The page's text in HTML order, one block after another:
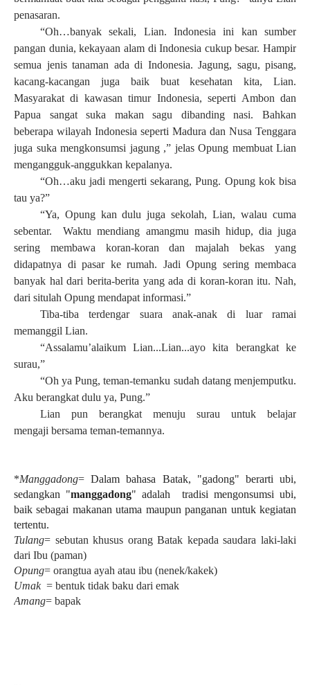
penasaran.
“Oh…banyak sekali, Lian. Indonesia ini kan sumber
pangan dunia, kekayaan alam di Indonesia cukup besar. Hampir
semua jenis tanaman ada di Indonesia. Jagung, sagu, pisang,
kacang-kacangan juga baik buat kesehatan kita, Lian.
Masyarakat di kawasan timur Indonesia, seperti Ambon dan
Papua sangat suka makan sagu dibanding nasi. Bahkan
beberapa wilayah Indonesia seperti Madura dan Nusa Tenggara
juga suka mengkonsumsi jagung ,” jelas Opung membuat Lian
mengangguk-anggukkan kepalanya.
“Oh…aku jadi mengerti sekarang, Pung. Opung kok bisa
tau ya?”
“Ya, Opung kan dulu juga sekolah, Lian, walau cuma
sebentar. Waktu mendiang amangmu masih hidup, dia juga
sering membawa koran-koran dan majalah bekas yang
didapatnya di pasar ke rumah. Jadi Opung sering membaca
banyak hal dari berita-berita yang ada di koran-koran itu. Nah,
dari situlah Opung mendapat informasi.”
Tiba-tiba terdengar suara anak-anak di luar ramai
memanggil Lian.
“Assalamu’alaikum Lian...Lian...ayo kita berangkat ke
surau,”
“Oh ya Pung, teman-temanku sudah datang menjemputku.
Aku berangkat dulu ya, Pung.”
Lian pun berangkat menuju surau untuk belajar
mengaji bersama teman-temannya.
*Manggadong=Dalam bahasa Batak, "gadong" berarti ubi,
sedangkan "manggadong" adalah
tradisi mengonsumsi ubi,
baik sebagai makanan utama maupun panganan untuk kegiatan
tertentu.
Tulang= sebutan khusus orang Batak kepada saudara laki-laki
dari Ibu (paman)
Opung= orangtua ayah atau ibu (nenek/kakek)
Umak= bentuk tidak baku dari emak
Amang= bapak